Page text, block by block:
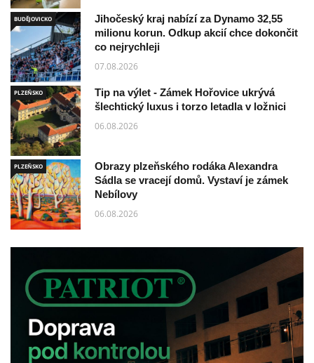
BUDĚJOVICKO
Jihočeský kraj nabízí za Dynamo 32,55
milionu korun. Odkup akcií chce dokončit
co nejrychleji
07.08.2026
PLZEŇSKO
Tip na výlet - Zámek Hořovice ukrývá
šlechtický luxus i torzo letadla v ložnici
06.08.2026
PLZEŇSKO
Obrazy plzeňského rodáka Alexandra
Sádla se vracejí domů. Vystaví je zámek
Nebílovy
06.08.2026